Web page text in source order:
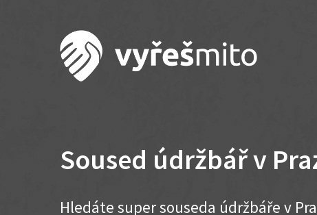
Soused údržbář v
Hledáte super souseda údržbáře v